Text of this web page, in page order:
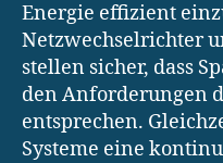
Energie effizient
Netzwechselrichter
stellen sicher, dass
den Anforderungen
entsprechen.
Systeme eine